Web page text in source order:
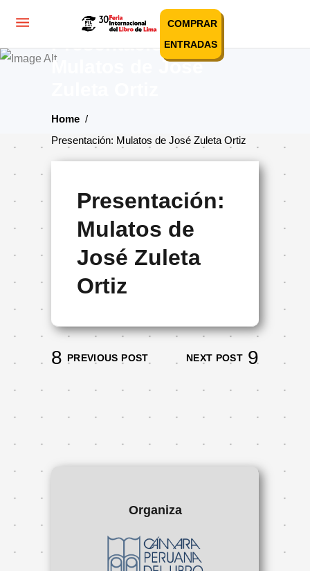
COMPRAR
ENTRADAS
Presentación:
Mulatos de José
Home /
Presentación: Mulatos de José Zuleta Ortiz
Presentación:
Mulatos de
José Zuleta
Ortiz
PREVIOUS POST NEXT POST
Organiza